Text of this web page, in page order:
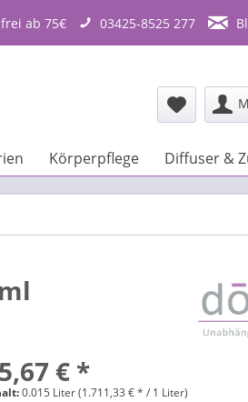
ab 75€ 03425-8525 277
Körperpflege Diffuser &
€ *
0.015 Liter (1.711,33 € * / 1 Liter)